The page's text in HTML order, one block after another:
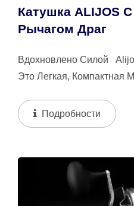
Катушка ALIJOS
Рычагом Драг
Вдохновлено Силой
Это Легкая, Компактная
Подробности